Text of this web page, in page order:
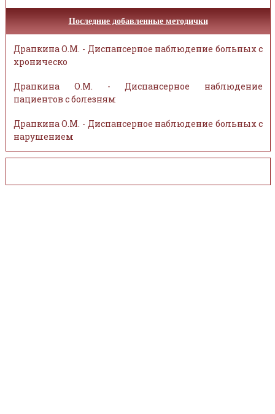
Последние добавленные методички
Драпкина О.М. - Диспансерное наблюдение больных с
хроническо
Драпкина О.М. - Диспансерное наблюдение
пациентов с болезням
Драпкина О.М. - Диспансерное наблюдение больных с
нарушением